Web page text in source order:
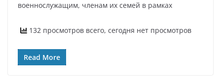
военнослужащим, членам их семей в рамках
132 просмотров всего, сегодня нет просмотров
Read More